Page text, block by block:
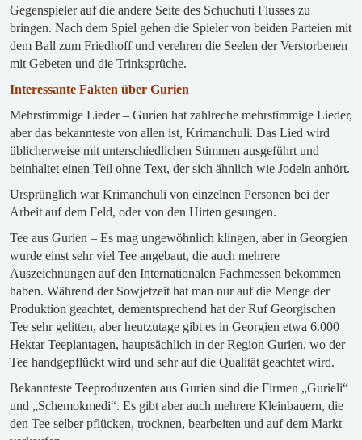
Gegenspieler auf die andere Seite des Schuchuti Flusses zu
bringen. Nach dem Spiel gehen die Spieler von beiden Parteien mit
dem Ball zum Friedhoff und verehren die Seelen der Verstorbenen
mit Gebeten und die Trinksprüche.
Interessante Fakten über Gurien
Mehrstimmige Lieder – Gurien hat zahlreche mehrstimmige Lieder,
aber das bekannteste von allen ist, Krimanchuli. Das Lied wird
üblicherweise mit unterschiedlichen Stimmen ausgeführt und
beinhaltet einen Teil ohne Text, der sich ähnlich wie Jodeln anhört.
Ursprünglich war Krimanchuli von einzelnen Personen bei der
Arbeit auf dem Feld, oder von den Hirten gesungen.
Tee aus Gurien – Es mag ungewöhnlich klingen, aber in Georgien
wurde einst sehr viel Tee angebaut, die auch mehrere
Auszeichnungen auf den Internationalen Fachmessen bekommen
haben. Während der Sowjetzeit hat man nur auf die Menge der
Produktion geachtet, dementsprechend hat der Ruf Georgischen
Tee sehr gelitten, aber heutzutage gibt es in Georgien etwa 6.000
Hektar Teeplantagen, hauptsächlich in der Region Gurien, wo der
Tee handgepflückt wird und sehr auf die Qualität geachtet wird.
Bekannteste Teeproduzenten aus Gurien sind die Firmen „Gurieli“
und „Schemokmedi“. Es gibt aber auch mehrere Kleinbauern, die
den Tee selber pflücken, trocknen, bearbeiten und auf dem Markt